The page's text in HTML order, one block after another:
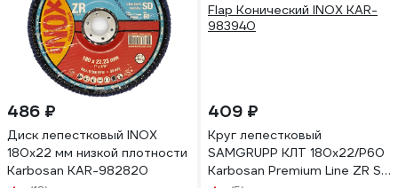
486 ₽
Диск лепестковый INOX
180х22 мм низкой плотности
Karbosan KAR-982820
409 ₽
Круг лепестковый
SAMGRUPP КЛТ 180х22/Р60
Karbosan Premium Line ZR SD